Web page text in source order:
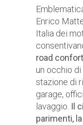
Enrico
Italia dei
road
un occhio
stazione di
garage,
lavaggio. Il
parimenti,